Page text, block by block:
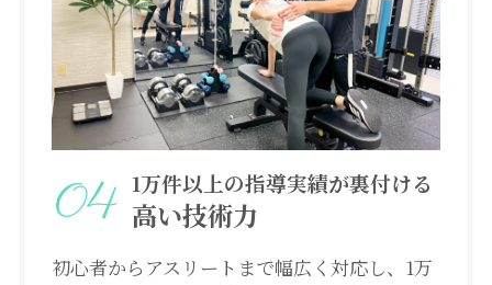
1万件以上の指導実績が裏付ける
高い技術力
初心者からアスリートまで幅広く対応し、1万